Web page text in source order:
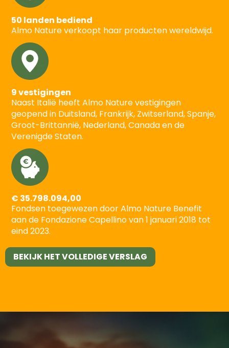
50 landen bediend
Almo Nature verkoopt haar producten wereldwijd.
9 vestigingen
Naast Italië heeft Almo Nature vestigingen
geopend in Duitsland, Frankrijk, Zwitserland, Spanje,
Groot-Brittannië, Nederland, Canada en de
Verenigde Staten.
€ 35.798.094,00
Fondsen toegewezen door Almo Nature Benefit
aan de Fondazione Capellino van 1 januari 2018 tot
eind 2023.
BEKIJK HET VOLLEDIGE VERSLAG